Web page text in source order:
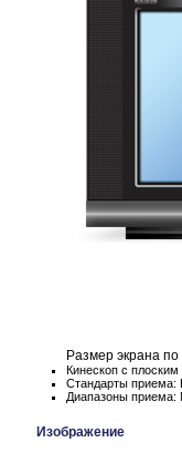
Размер экрана
Кинескоп с
Стандарты приема:
Диапазоны
Изображение